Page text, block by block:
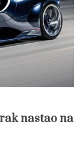
nastao na